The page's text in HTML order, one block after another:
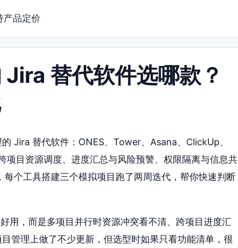
产品定价
替代软件选哪款？
Jira 替代软件：ONES、Tower、Asana、ClickUp、
目资源调度、进度汇总与风险预警、权限隔离与信息共
个工具搭建三个模拟项目跑了两周迭代，帮你快速判断
用，而是多项目并行时资源冲突看不清、跨项目进度汇
管理上做了不少更新，但选型时如果只看功能清单，很